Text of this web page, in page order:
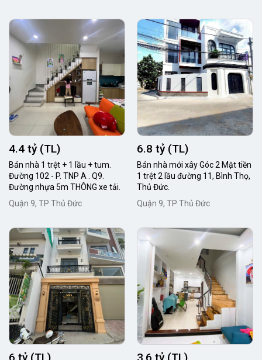
4.4 tỷ (TL)
Bán nhà 1 trệt + 1 lầu + tum.
Đường 102 - P. TNP A . Q9.
Đường nhựa 5m THÔNG xe tải.
Quận 9, TP Thủ Đức
6.8 tỷ (TL)
Bán nhà mới xây Góc 2 Mặt tiền
1 trệt 2 lầu đường 11, Bình Thọ,
Thủ Đức.
Quận 9, TP Thủ Đức